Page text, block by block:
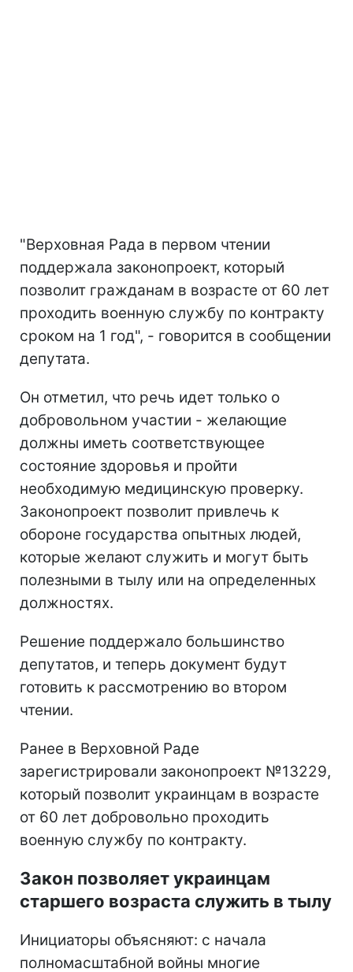
"Верховная Рада в первом чтении
поддержала законопроект, который
позволит гражданам в возрасте от 60 лет
проходить военную службу по контракту
сроком на 1 год", - говорится в сообщении
депутата.
Он отметил, что речь идет только о
добровольном участии - желающие
должны иметь соответствующее
состояние здоровья и пройти
необходимую медицинскую проверку.
Законопроект позволит привлечь к
обороне государства опытных людей,
которые желают служить и могут быть
полезными в тылу или на определенных
должностях.
Решение поддержало большинство
депутатов, и теперь документ будут
готовить к рассмотрению во втором
чтении.
Ранее в Верховной Раде
зарегистрировали законопроект №13229,
который позволит украинцам в возрасте
от 60 лет добровольно проходить
военную службу по контракту.
Закон позволяет украинцам
старшего возраста служить в тылу
Инициаторы объясняют: с начала
полномасштабной войны многие